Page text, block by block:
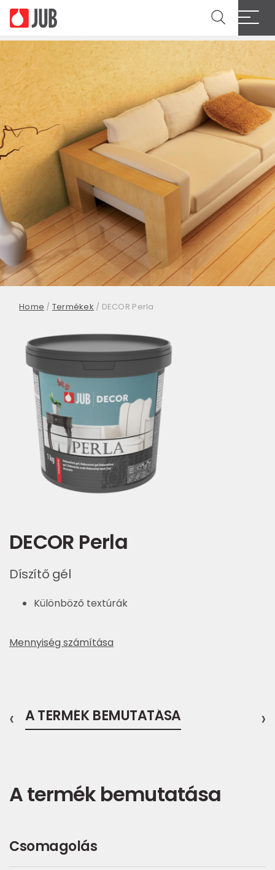
Home / Termékek / DECOR Perla
DECOR Perla
Díszítő gél
Különböző textúrák
Mennyiség számítása
A TERMÉK BEMUTATÁSA
‹ ›
A termék bemutatása
Csomagolás